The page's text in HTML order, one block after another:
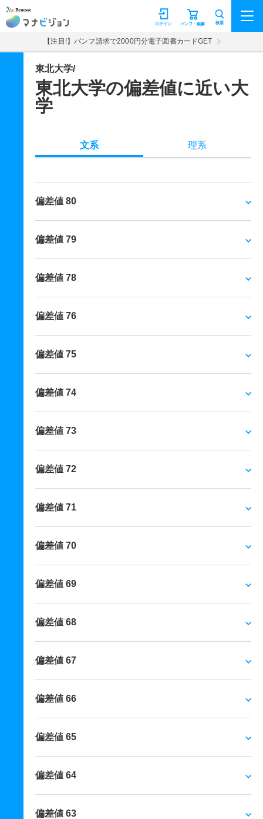
マナビジョン パンフ・願書
ログイン 検索
【注目!】パンフ請求で2000円分電子図書カードGET
東北大学/
東北大学の偏差値に近い大
学
文系 理系
偏差値 80
偏差値 79
偏差値 78
偏差値 76
偏差値 75
偏差値 74
偏差値 73
偏差値 72
偏差値 71
偏差値 70
偏差値 69
偏差値 68
偏差値 67
偏差値 66
偏差値 65
偏差値 64
偏差値 63